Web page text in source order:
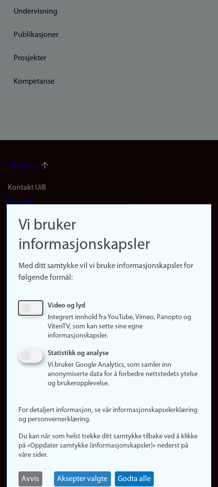
Undervisning
Publikasjoner
Prosjekter
Kompetanse
Til toppen
Footer
(no)
Kontakt UiB
Kontakt
Finn forsker
Presse
Finn studier
Ledige stillinger
Om nettstedet
Informasjonskapsler
Personvern
Logg inn
Rediger din ansattside
Vi bruker
informasjonskapsler
Med ditt samtykke vil vi bruke informasjonskapsler for
følgende formål:
Video og lyd
Integrert innhold fra YouTube, Vimeo, Panopto og
VitenTV, som kan sette sine egne
informasjonskapsler.
Statistikk og analyse
Vi bruker Google Analytics, som samler inn
anonymiserte data for å forbedre nettstedets ytelse
og brukeropplevelse.
For detaljert informasjon, se vår informasjonskapselerklæring
og personvernerklæring.
Du kan når som helst trekke ditt samtykke tilbake ved å klikke
på «Oppdater samtykke (informasjonskapsler)» nederst på
våre sider.
Avvis Aksepter valgte Godta alle